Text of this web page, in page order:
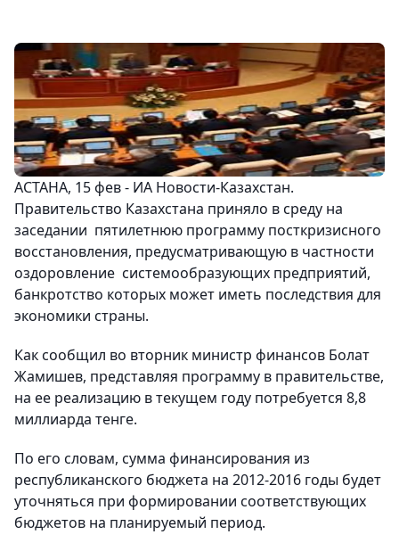
АСТАНА, 15 фев - ИА Новости-Казахстан.
Правительство Казахстана приняло в среду на
заседании пятилетнюю программу посткризисного
восстановления, предусматривающую в частности
оздоровление системообразующих предприятий,
банкротство которых может иметь последствия для
экономики страны.
Как сообщил во вторник министр финансов Болат
Жамишев, представляя программу в правительстве,
на ее реализацию в текущем году потребуется 8,8
миллиарда тенге.
По его словам, сумма финансирования из
республиканского бюджета на 2012-2016 годы будет
уточняться при формировании соответствующих
бюджетов на планируемый период.